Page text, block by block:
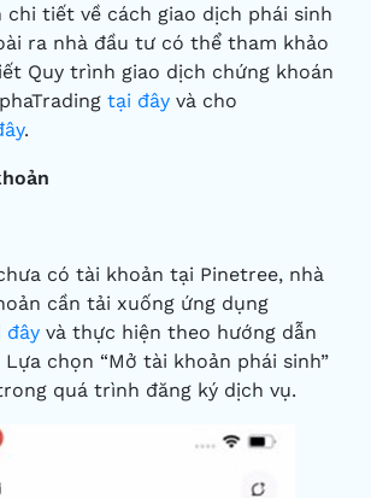
chi tiết về cách giao dịch phái sinh
ra nhà đầu tư có thể tham khảo
Quy trình giao dịch chứng khoán
tại đây và cho
.
có tài khoản tại Pinetree, nhà
cần tải xuống ứng dụng
đây và thực hiện theo hướng dẫn
chọn “Mở tài khoản phái sinh”
quá trình đăng ký dịch vụ.